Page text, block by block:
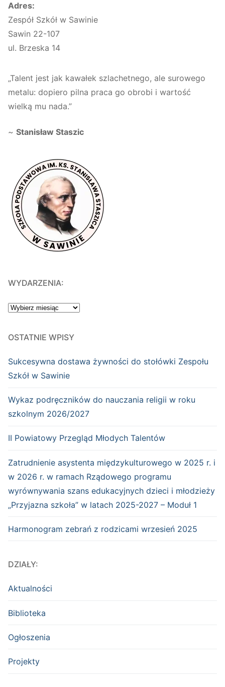
Adres:
Zespół Szkół w Sawinie
Sawin 22-107
ul. Brzeska 14
„Talent jest jak kawałek szlachetnego, ale surowego
metalu: dopiero pilna praca go obrobi i wartość
wielką mu nada.”
~ Stanisław Staszic
WYDARZENIA:
WYDARZENIA:
OSTATNIE WPISY
Sukcesywna dostawa żywności do stołówki Zespołu
Szkół w Sawinie
Wykaz podręczników do nauczania religii w roku
szkolnym 2026/2027
II Powiatowy Przegląd Młodych Talentów
Zatrudnienie asystenta międzykulturowego w 2025 r. i
w 2026 r. w ramach Rządowego programu
wyrównywania szans edukacyjnych dzieci i młodzieży
„Przyjazna szkoła” w latach 2025-2027 – Moduł 1
Harmonogram zebrań z rodzicami wrzesień 2025
DZIAŁY:
Aktualności
Biblioteka
Ogłoszenia
Projekty